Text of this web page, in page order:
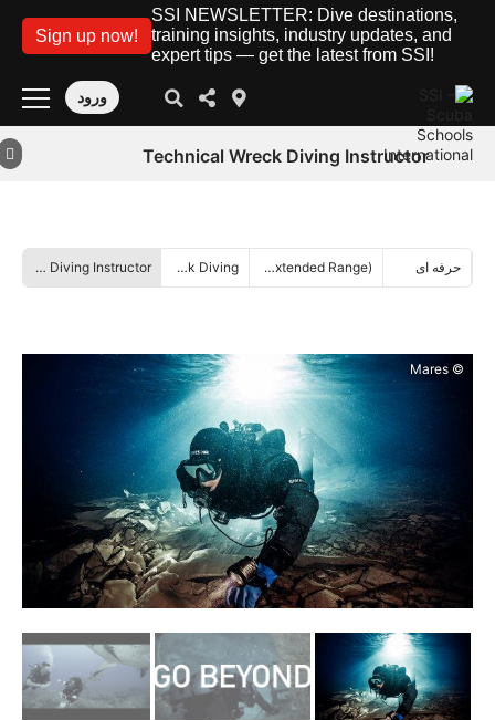
SSI NEWSLETTER: Dive destinations,
training insights, industry updates, and
expert tips — get the latest from SSI!
Sign up now!
ورود
Technical Wreck Diving Instructor
حرفه ای (Extended Range) فراتر از محدوده Wreck Diving
Technical Wreck Diving Instructor
© Mares